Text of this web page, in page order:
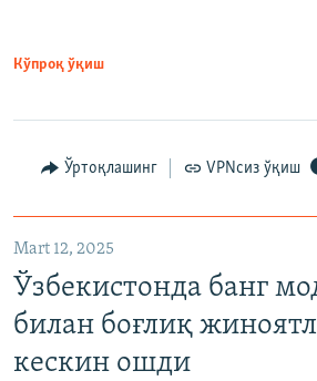
Кўпроқ ўқиш
Ўртоқлашинг VPNсиз ўқиш
Mart 12, 2025
Ўзбекистонда банг
билан боғлиқ
кескин ошди